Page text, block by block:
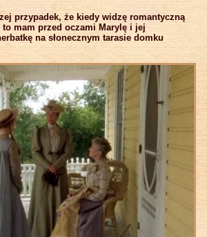
przypadek, że kiedy widzę romantyczną
mam przed oczami Marylę i jej
na słonecznym tarasie domku